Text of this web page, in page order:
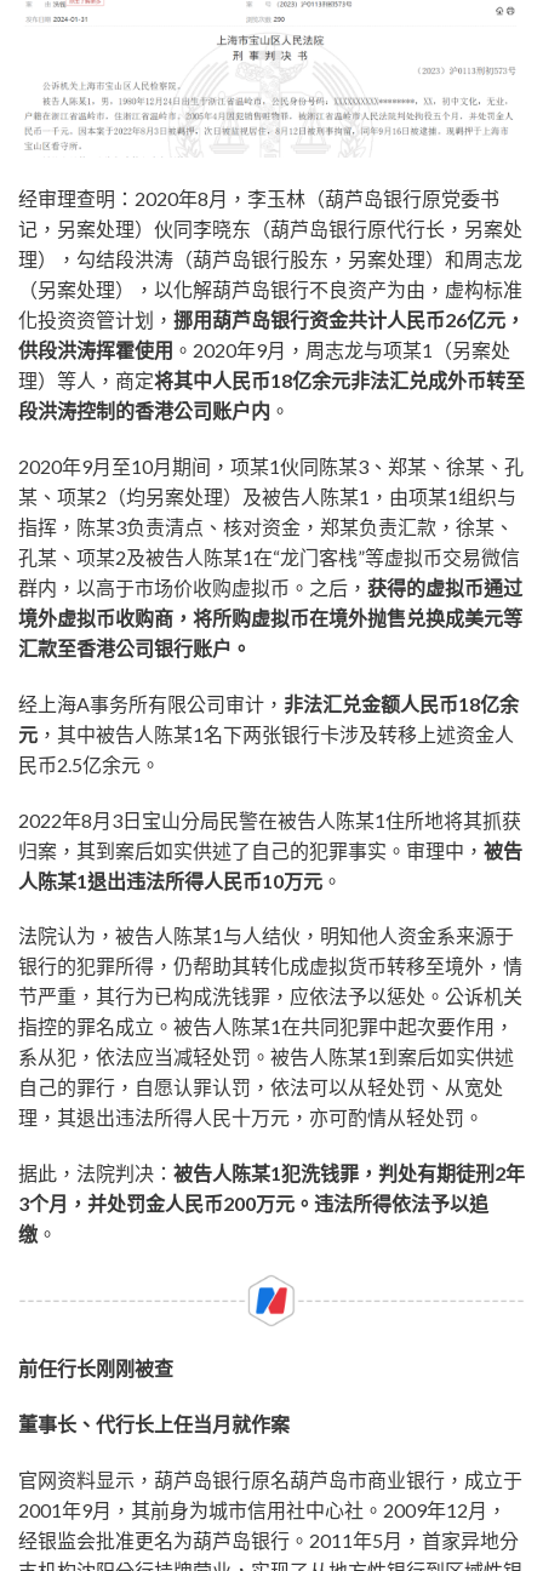
经审理查明：2020年8月，李玉林（葫芦岛银行原党委书
记，另案处理）伙同李晓东（葫芦岛银行原代行长，另案处
理），勾结段洪涛（葫芦岛银行股东，另案处理）和周志龙
（另案处理），以化解葫芦岛银行不良资产为由，虚构标准
化投资资管计划， 挪用葫芦岛银行资金共计人民币26亿元，
供段洪涛挥霍使用 。2020年9月，周志龙与项某1（另案处
理）等人，商定将其中人民币18亿余元非法汇兑成外币转至
段洪涛控制的香港公司账户内 。
2020年9月至10月期间，项某1伙同陈某3、郑某、徐某、孔
某、项某2（均另案处理）及被告人陈某1，由项某1组织与
指挥，陈某3负责清点、核对资金，郑某负责汇款，徐某、
孔某、项某2及被告人陈某1在“龙门客栈”等虚拟币交易微信
群内，以高于市场价收购虚拟币。之后， 获得的虚拟币通过
境外虚拟币收购商，将所购虚拟币在境外抛售兑换成美元等
汇款至香港公司银行账户。
经上海A事务所有限公司审计， 非法汇兑金额人民币18亿余
元 ，其中被告人陈某1名下两张银行卡涉及转移上述资金人
民币2.5亿余元。
2022年8月3日宝山分局民警在被告人陈某1住所地将其抓获
归案，其到案后如实供述了自己的犯罪事实。审理中， 被告
人陈某1退出违法所得人民币10万元 。
法院认为，被告人陈某1与人结伙，明知他人资金系来源于
银行的犯罪所得，仍帮助其转化成虚拟货币转移至境外，情
节严重，其行为已构成洗钱罪，应依法予以惩处。公诉机关
指控的罪名成立。被告人陈某1在共同犯罪中起次要作用，
系从犯，依法应当减轻处罚。被告人陈某1到案后如实供述
自己的罪行，自愿认罪认罚，依法可以从轻处罚、从宽处
理，其退出违法所得人民十万元，亦可酌情从轻处罚。
据此，法院判决： 被告人陈某1犯洗钱罪，判处有期徒刑2年
3个月，并处罚金人民币200万元。违法所得依法予以追
缴 。
前任行长刚刚被查
董事长、代行长上任当月就作案
官网资料显示，葫芦岛银行原名葫芦岛市商业银行，成立于
2001年9月，其前身为城市信用社中心社。2009年12月，
经银监会批准更名为葫芦岛银行。2011年5月，首家异地分